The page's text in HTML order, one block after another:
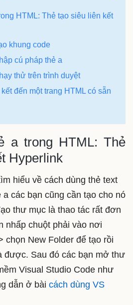
HTML: Thẻ tạo siêu liên kết
khung code
cú pháp thẻ a
thử trên trình duyệt
đến một trang HTML có sẵn
a trong HTML: Thẻ
Hyperlink
hiểu về cách dùng thẻ text
các bạn cũng cần tạo cho nó
thư mục là thao tác rất đơn
nhấp chuột phải vào nơi
chọn New Folder để tạo rồi
được. Sau đó các bạn mở thư
Visual Studio Code như
dẫn ở bài cách dùng VS